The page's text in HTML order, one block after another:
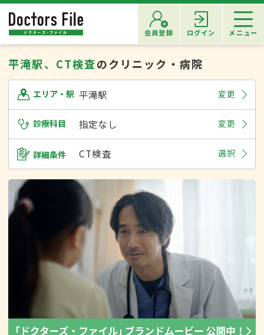
会員登録 ログイン メニュー
平滝駅、CT検査のクリニック・病院
エリア・駅 平滝駅 変更
診療科目 指定なし 変更
詳細条件 CT検査 選択